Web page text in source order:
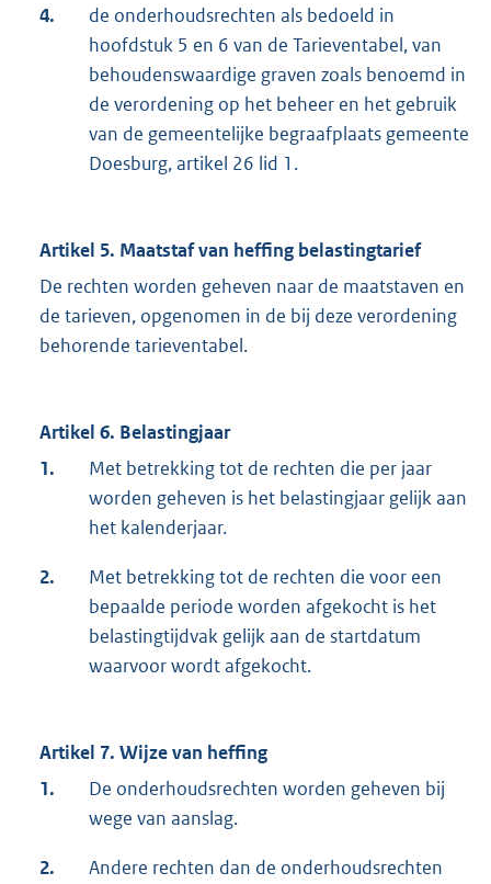
4.
de onderhoudsrechten als bedoeld in
hoofdstuk 5 en 6 van de Tarieventabel, van
behoudenswaardige graven zoals benoemd in
de verordening op het beheer en het gebruik
van de gemeentelijke begraafplaats gemeente
Doesburg, artikel 26 lid 1.
Artikel 5. Maatstaf van heffing belastingtarief
De rechten worden geheven naar de maatstaven en
de tarieven, opgenomen in de bij deze verordening
behorende tarieventabel.
Artikel 6. Belastingjaar
1.
Met betrekking tot de rechten die per jaar
worden geheven is het belastingjaar gelijk aan
het kalenderjaar.
2.
Met betrekking tot de rechten die voor een
bepaalde periode worden afgekocht is het
belastingtijdvak gelijk aan de startdatum
waarvoor wordt afgekocht.
Artikel 7. Wijze van heffing
1.
De onderhoudsrechten worden geheven bij
wege van aanslag.
2.
Andere rechten dan de onderhoudsrechten